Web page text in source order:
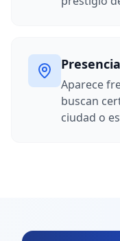
Aparece
buscan
ciudad o